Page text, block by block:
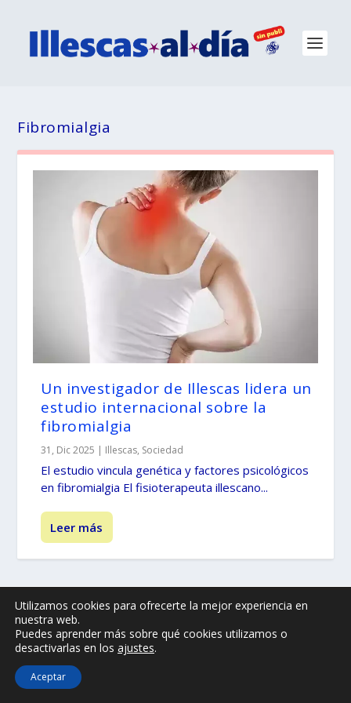
Fibromialgia
Un investigador de Illescas lidera un
estudio internacional sobre la
fibromialgia
31, Dic 2025 Illescas, Sociedad
El estudio vincula genética y factores psicológicos
en fibromialgia El fisioterapeuta illescano...
Leer más
© -by illescasaldia-Team - 2013 - 2025
Política de privacidad
Política de cookies
Más información sobre las cookies
Utilizamos cookies para ofrecerte la mejor experiencia en
nuestra web.
Puedes aprender más sobre qué cookies utilizamos o
desactivarlas en los ajustes.
Aceptar